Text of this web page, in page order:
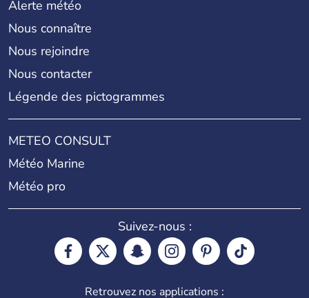
Alerte météo
Nous connaître
Nous rejoindre
Nous contacter
Légende des pictogrammes
METEO CONSULT
Météo Marine
Météo pro
Suivez-nous :
Retrouvez nos applications :